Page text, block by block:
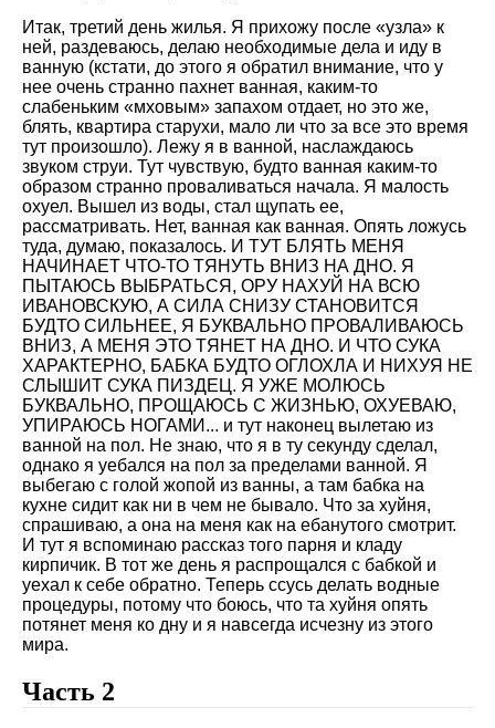
Итак, третий день жилья. Я прихожу после «узла» к
ней, раздеваюсь, делаю необходимые дела и иду в
ванную (кстати, до этого я обратил внимание, что у
нее очень странно пахнет ванная, каким-то
слабеньким «мховым» запахом отдает, но это же,
блять, квартира старухи, мало ли что за все это время
тут произошло). Лежу я в ванной, наслаждаюсь
звуком струи. Тут чувствую, будто ванная каким-то
образом странно проваливаться начала. Я малость
охуел. Вышел из воды, стал щупать ее,
рассматривать. Нет, ванная как ванная. Опять ложусь
туда, думаю, показалось. И ТУТ БЛЯТЬ МЕНЯ
НАЧИНАЕТ ЧТО-ТО ТЯНУТЬ ВНИЗ НА ДНО. Я
ПЫТАЮСЬ ВЫБРАТЬСЯ, ОРУ НАХУЙ НА ВСЮ
ИВАНОВСКУЮ, А СИЛА СНИЗУ СТАНОВИТСЯ
БУДТО СИЛЬНЕЕ, Я БУКВАЛЬНО ПРОВАЛИВАЮСЬ
ВНИЗ, А МЕНЯ ЭТО ТЯНЕТ НА ДНО. И ЧТО СУКА
ХАРАКТЕРНО, БАБКА БУДТО ОГЛОХЛА И НИХУЯ НЕ
СЛЫШИТ СУКА ПИЗДЕЦ. Я УЖЕ МОЛЮСЬ
БУКВАЛЬНО, ПРОЩАЮСЬ С ЖИЗНЬЮ, ОХУЕВАЮ,
УПИРАЮСЬ НОГАМИ... и тут наконец вылетаю из
ванной на пол. Не знаю, что я в ту секунду сделал,
однако я уебался на пол за пределами ванной. Я
выбегаю с голой жопой из ванны, а там бабка на
кухне сидит как ни в чем не бывало. Что за хуйня,
спрашиваю, а она на меня как на ебанутого смотрит.
И тут я вспоминаю рассказ того парня и кладу
кирпичик. В тот же день я распрощался с бабкой и
уехал к себе обратно. Теперь ссусь делать водные
процедуры, потому что боюсь, что та хуйня опять
потянет меня ко дну и я навсегда исчезну из этого
мира.
Часть 2